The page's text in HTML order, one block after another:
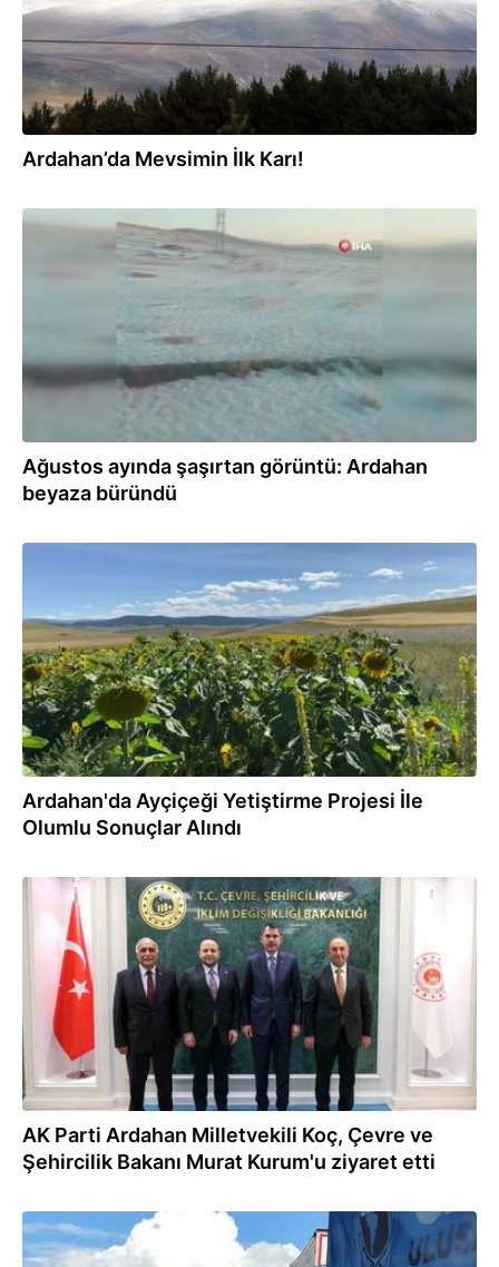
Ardahan’da Mevsimin İlk Karı!
24.08.2024
Ağustos ayında şaşırtan görüntü: Ardahan
beyaza büründü
Ardahan'da Ayçiçeği Yetiştirme Projesi İle
Olumlu Sonuçlar Alındı
12.08.2024
AK Parti Ardahan Milletvekili Koç, Çevre ve
Şehircilik Bakanı Murat Kurum'u ziyaret etti
01.08.2024